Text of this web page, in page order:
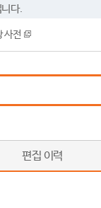
다.
사전
편집 이력